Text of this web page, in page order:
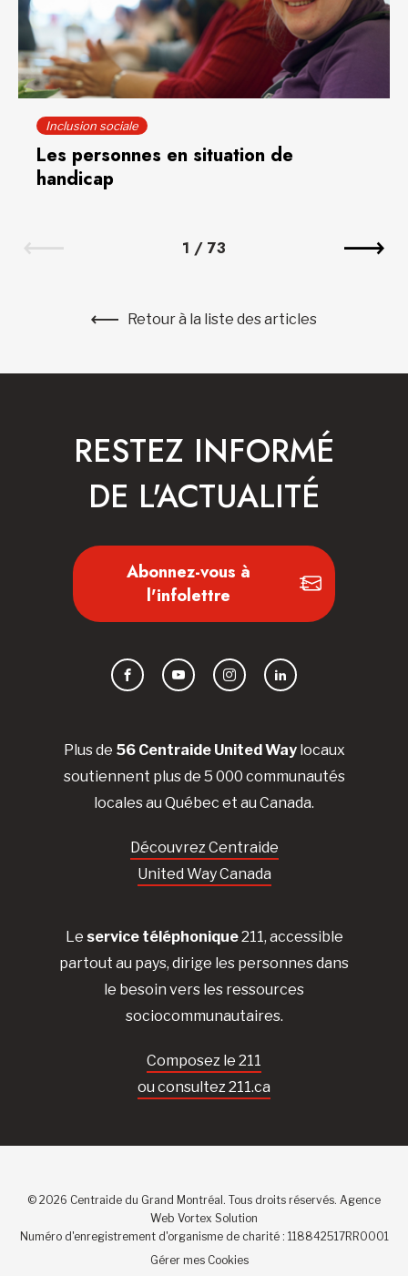
Inclusion sociale
Les personnes en situation de
handicap
1 / 73
Retour à la liste des articles
Plus de 56 Centraide United Waylocaux
soutiennent plus de 5 000 communautés
locales au Québec et au Canada.
Découvrez Centraide
United Way Canada
Le service téléphonique211, accessible
partout au pays, dirige les personnes dans
le besoin vers les ressources
sociocommunautaires.
Composez le 211
ou consultez 211.ca
RESTEZ INFORMÉ
DE L'ACTUALITÉ
Abonnez-vous à
l'infolettre
FacebookYouTubeInstagramLinkedIn
© 2026 Centraide du Grand Montréal. Tous droits réservés. Agence
Web Vortex Solution
Numéro d'enregistrement d'organisme de charité : 118842517RR0001
Gérer mes Cookies